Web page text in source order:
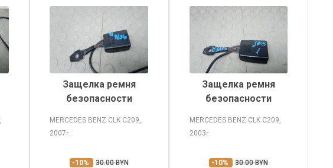
Защелка ремня
безопасности
MERCEDES BENZ CLK C209,
2007г.
-10% 30.00 BYN
Защелка ремня
безопасности
MERCEDES BENZ CLK C209,
2003г.
-10% 30.00 BYN